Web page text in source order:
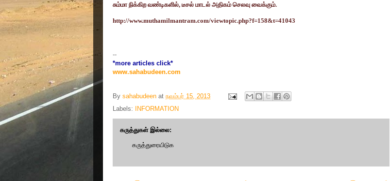
சும்மா நிக்கிற வண்டிகளில், டீசல் மாடல் அதிகம் செலவு வைக்கும்.
http://www.muthamilmantram.com/viewtopic.php?f=158&t=41043
--
*more articles click*
www.sahabudeen.com
By sahabudeen at நவம்பர் 15, 2013
Labels:
INFORMATION
கருத்துகள் இல்லை:
கருத்துரையிடுக